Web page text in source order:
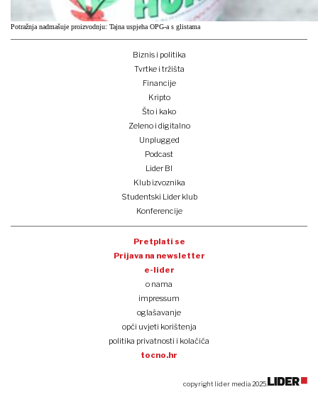
Potražnja nadmašuje proizvodnju: Tajna uspjeha OPG-a s glistama
Biznis i politika
Tvrtke i tržišta
Financije
Kripto
Što i kako
Zeleno i digitalno
Unplugged
Podcast
Lider BI
Klub izvoznika
Studentski Lider klub
Konferencije
Pretplati se
Prijava na newsletter
e-lider
o nama
impressum
oglašavanje
opći uvjeti korištenja
politika privatnosti i kolačića
tocno.hr
copyright lider media 2025.